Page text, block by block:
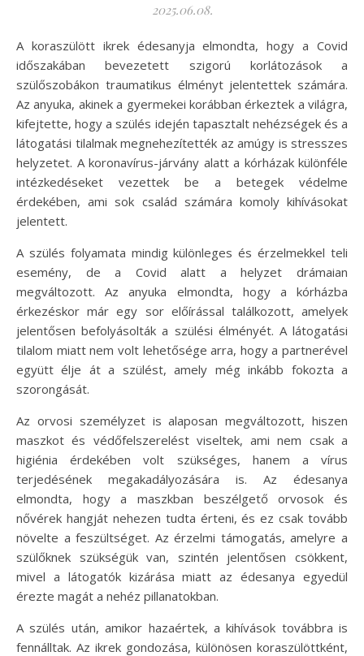
2025.06.08.
A koraszülött ikrek édesanyja elmondta, hogy a Covid
időszakában bevezetett szigorú korlátozások a
szülőszobákon traumatikus élményt jelentettek számára.
Az anyuka, akinek a gyermekei korábban érkeztek a világra,
kifejtette, hogy a szülés idején tapasztalt nehézségek és a
látogatási tilalmak megnehezítették az amúgy is stresszes
helyzetet. A koronavírus-járvány alatt a kórházak különféle
intézkedéseket vezettek be a betegek védelme
érdekében, ami sok család számára komoly kihívásokat
jelentett.
A szülés folyamata mindig különleges és érzelmekkel teli
esemény, de a Covid alatt a helyzet drámaian
megváltozott. Az anyuka elmondta, hogy a kórházba
érkezéskor már egy sor előírással találkozott, amelyek
jelentősen befolyásolták a szülési élményét. A látogatási
tilalom miatt nem volt lehetősége arra, hogy a partnerével
együtt élje át a szülést, amely még inkább fokozta a
szorongását.
Az orvosi személyzet is alaposan megváltozott, hiszen
maszkot és védőfelszerelést viseltek, ami nem csak a
higiénia érdekében volt szükséges, hanem a vírus
terjedésének megakadályozására is. Az édesanya
elmondta, hogy a maszkban beszélgető orvosok és
nővérek hangját nehezen tudta érteni, és ez csak tovább
növelte a feszültséget. Az érzelmi támogatás, amelyre a
szülőknek szükségük van, szintén jelentősen csökkent,
mivel a látogatók kizárása miatt az édesanya egyedül
érezte magát a nehéz pillanatokban.
A szülés után, amikor hazaértek, a kihívások továbbra is
fennálltak. Az ikrek gondozása, különösen koraszülöttként,